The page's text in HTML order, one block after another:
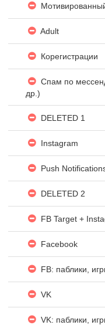
Adult
Корегистрации
Спам по
др.)
DELETED 1
Instagram
Push
DELETED 2
FB Target +
Facebook
FB: паблики,
VK
VK: паблики,